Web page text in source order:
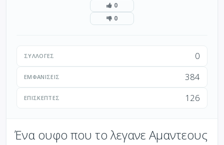
0
0
ΣΥΛΛΟΓΈΣ 0
ΕΜΦΑΝΊΣΕΙΣ 384
ΕΠΙΣΚΈΠΤΕΣ 126
Ένα ουφο που το λεγανε Αμαντεους